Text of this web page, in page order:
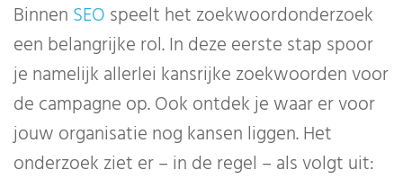
Binnen SEO speelt het zoekwoordonderzoek
een belangrijke rol. In deze eerste stap spoor
je namelijk allerlei kansrijke zoekwoorden voor
de campagne op. Ook ontdek je waar er voor
jouw organisatie nog kansen liggen. Het
onderzoek ziet er – in de regel – als volgt uit: